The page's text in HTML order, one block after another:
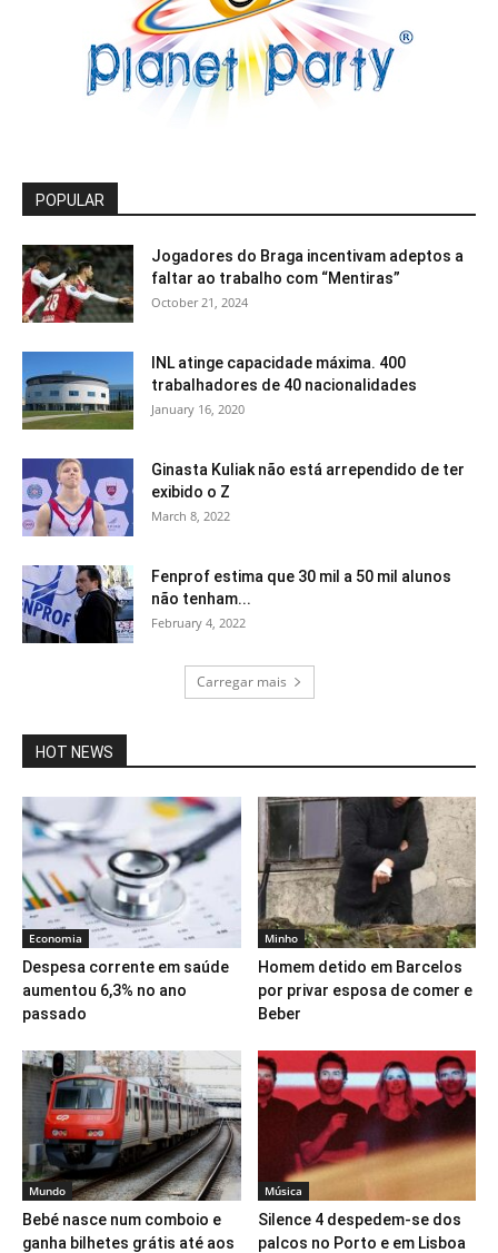
POPULAR
Jogadores do Braga incentivam adeptos a
faltar ao trabalho com “Mentiras”
October 21, 2024
INL atinge capacidade máxima. 400
trabalhadores de 40 nacionalidades
January 16, 2020
Ginasta Kuliak não está arrependido de ter
exibido o Z
March 8, 2022
Fenprof estima que 30 mil a 50 mil alunos
não tenham...
February 4, 2022
Carregar mais
HOT NEWS
Economia
Despesa corrente em saúde
aumentou 6,3% no ano
passado
Minho
Homem detido em Barcelos
por privar esposa de comer e
Beber
Mundo
Bebé nasce num comboio e
ganha bilhetes grátis até aos
Música
Silence 4 despedem-se dos
palcos no Porto e em Lisboa